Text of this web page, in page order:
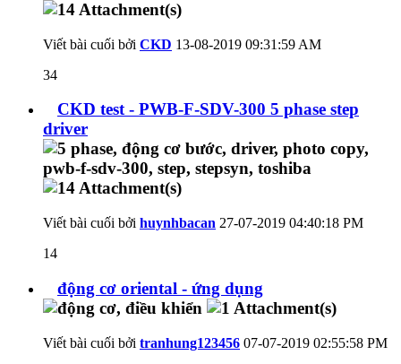
Viết bài cuối bởi CKD 13-08-2019 09:31:59 AM
34
CKD test - PWB-F-SDV-300 5 phase step
driver
Viết bài cuối bởi huynhbacan 27-07-2019 04:40:18 PM
14
động cơ oriental - ứng dụng
Viết bài cuối bởi tranhung123456 07-07-2019 02:55:58 PM